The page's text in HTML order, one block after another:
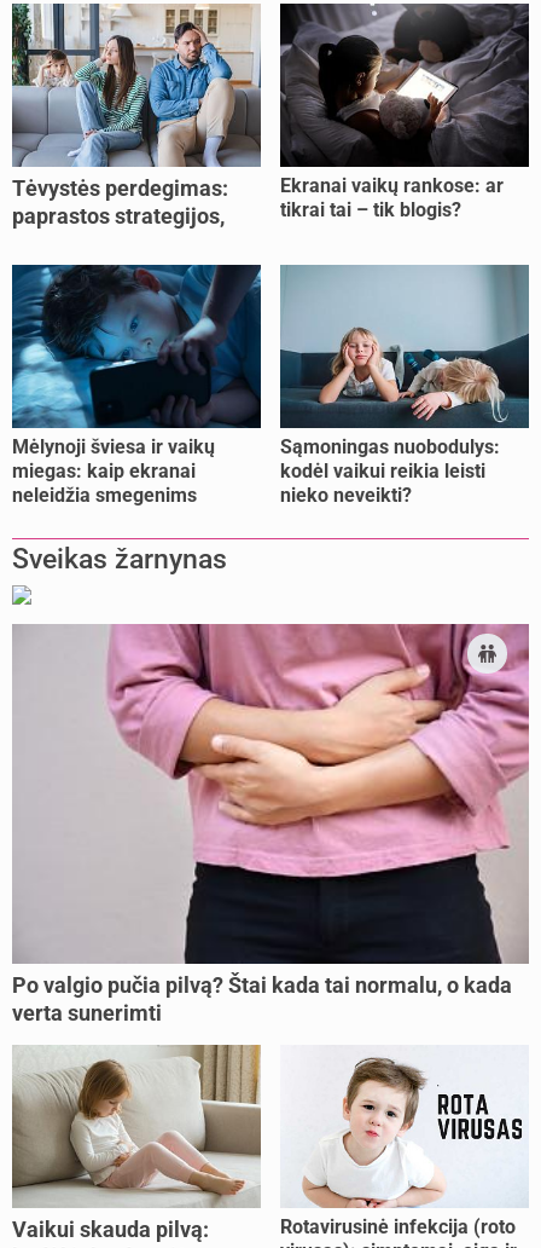
Tėvystės perdegimas:
paprastos strategijos,
jėgas
Ekranai vaikų rankose: ar
tikrai tai – tik blogis?
Mėlynoji šviesa ir vaikų
miegas: kaip ekranai
neleidžia smegenims
Sąmoningas nuobodulys:
kodėl vaikui reikia leisti
nieko neveikti?
Sveikas žarnynas
Po valgio pučia pilvą? Štai kada tai normalu, o kada
verta sunerimti
Vaikui skauda pilvą:
Rotavirusinė infekcija (roto